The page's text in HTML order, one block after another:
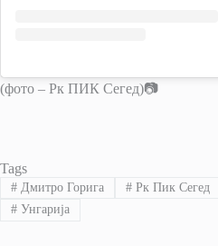
(фото – Рк ПИК Сегед)📷
Tags
#Дмитро Горига #Рк Пик Сегед
#Унгарија